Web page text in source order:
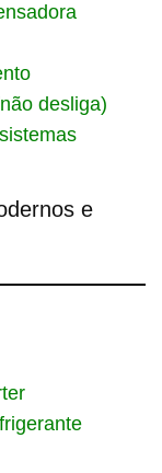
desliga)
e